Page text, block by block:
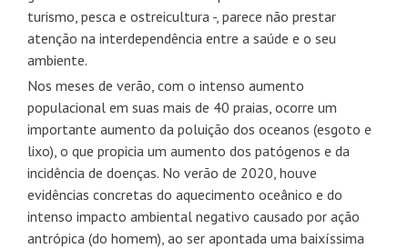
turismo, pesca e ostreicultura -, parece não prestar
atenção na interdependência entre a saúde e o seu
ambiente.
Nos meses de verão, com o intenso aumento
populacional em suas mais de 40 praias, ocorre um
importante aumento da poluição dos oceanos (esgoto e
lixo), o que propicia um aumento dos patógenos e da
incidência de doenças. No verão de 2020, houve
evidências concretas do aquecimento oceânico e do
intenso impacto ambiental negativo causado por ação
antrópica (do homem), ao ser apontada uma baixíssima